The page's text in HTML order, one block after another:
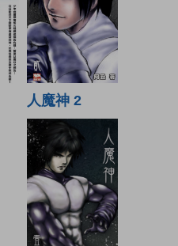
人魔神 2